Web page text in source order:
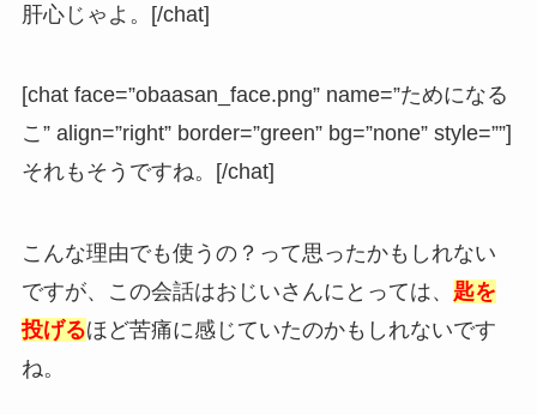
肝心じゃよ。[/chat]
[chat face=”obaasan_face.png” name=”ためになる
こ” align=”right” border=”green” bg=”none” style=””]
それもそうですね。[/chat]
こんな理由でも使うの？って思ったかもしれない
ですが、この会話はおじいさんにとっては、 匙を
投げるほど苦痛に感じていたのかもしれないです
ね。